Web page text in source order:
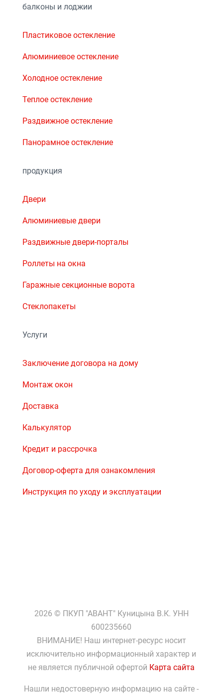
балконы и лоджии
Пластиковое остекление
Алюминиевое остекление
Холодное остекление
Теплое остекление
Раздвижное остекление
Панорамное остекление
продукция
Двери
Алюминиевые двери
Раздвижные двери-порталы
Роллеты на окна
Гаражные секционные ворота
Стеклопакеты
Услуги
Заключение договора на дому
Монтаж окон
Доставка
Калькулятор
Кредит и рассрочка
Договор-оферта для ознакомления
Инструкция по уходу и эксплуатации
2026 © ПКУП "АВАНТ" Куницына В.К. УНН
600235660
ВНИМАНИЕ! Наш интернет-ресурс носит
исключительно информационный характер и
не является публичной офертой Карта сайта
Нашли недостоверную информацию на сайте -